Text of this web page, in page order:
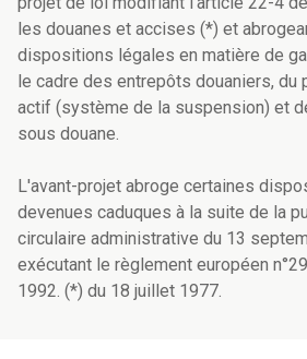
les douanes et accises (*) et
dispositions légales en matière de
le cadre des entrepôts douaniers, du
actif (système de la suspension) et
sous douane.
L'avant-projet abroge certaines
devenues caduques à la suite de la
circulaire administrative du 13
exécutant le règlement européen
1992. (*) du 18 juillet 1977.